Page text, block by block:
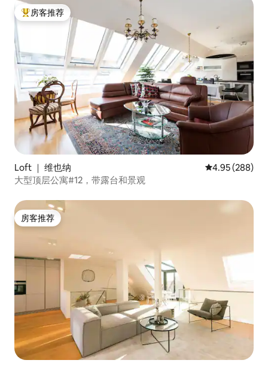
热门「房客推荐」
房客推荐
Loft ｜ 维也纳 平均评分 4.95
4.95 (288)
大型顶层公寓#12，带露台和景观
房客推荐
房客推荐